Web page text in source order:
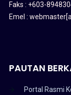
Faks : +603-
Emel :
PAUTAN
Portal Rasmi